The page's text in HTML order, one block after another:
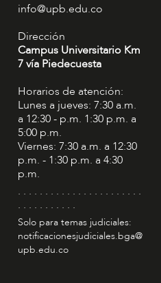
info@upb.edu.co
Dirección
Campus Universitario Km
7 vía Piedecuesta
Horarios de atención:
Lunes a jueves: 7:30 a.m.
a 12:30 - p.m. 1:30 p.m. a
5:00 p.m.
Viernes: 7:30 a.m. a 12:30
p.m. - 1:30 p.m. a 4:30
p.m.
. . . . . . . . . . . . . . . . . . . . . . .
. . . . . . . . . . .
Solo para temas judiciales:
notificacionesjudiciales.bga@
upb.edu.co